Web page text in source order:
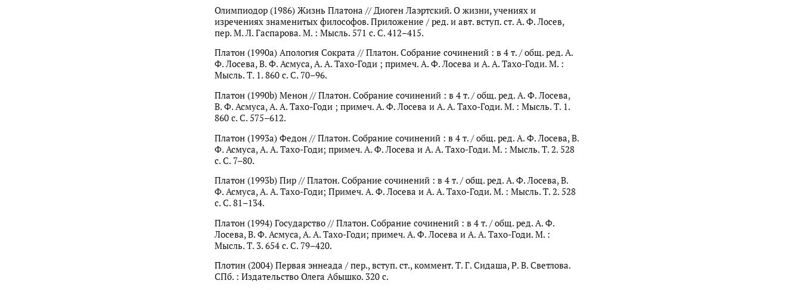
Олимпиодор (1986) Жизнь Платона // Диоген Лаэртский. О жизни, учениях и
изречениях знаменитых философов. Приложение / ред. и авт. вступ. ст. А. Ф. Лосев,
пер. М. Л. Гаспарова. М. : Мысль. 571 с. С. 412–415.
Платон (1990a) Апология Сократа // Платон. Собрание сочинений : в 4 т. / общ. ред. А.
Ф. Лосева, В. Ф. Асмуса, А. А. Тахо-Годи ; примеч. А. Ф. Лосева и А. А. Тахо-Годи. М. :
Мысль. Т. 1. 860 с. С. 70–96.
Платон (1990b) Менон // Платон. Собрание сочинений : в 4 т. / общ. ред. А. Ф. Лосева,
В. Ф. Асмуса, А. А. Тахо-Годи ; примеч. А. Ф. Лосева и А. А. Тахо-Годи. М. : Мысль. Т. 1.
860 с. С. 575–612.
Платон (1993а) Федон // Платон. Собрание сочинений : в 4 т. / общ. ред. А. Ф. Лосева, В.
Ф. Асмуса, А. А. Тахо-Годи; примеч. А. Ф. Лосева и А. А. Тахо-Годи. М. : Мысль. Т. 2. 528
с. С. 7–80.
Платон (1993b) Пир // Платон. Собрание сочинений : в 4 т. / общ. ред. А. Ф. Лосева, В.
Ф. Асмуса, А. А. Тахо-Годи; Примеч. А. Ф. Лосева и А. А. Тахо-Годи. М. : Мысль. Т. 2. 528
с. С. 81–134.
Платон (1994) Государство // Платон. Собрание сочинений : в 4 т. / общ. ред. А. Ф.
Лосева, В. Ф. Асмуса, А. А. Тахо-Годи; примеч. А. Ф. Лосева и А. А. Тахо-Годи. М. :
Мысль. Т. 3. 654 с. С. 79–420.
Плотин (2004) Первая эннеада / пер., вступ. ст., коммент. Т. Г. Сидаша, Р. В. Светлова.
СПб. : Издательство Олега Абышко. 320 с.